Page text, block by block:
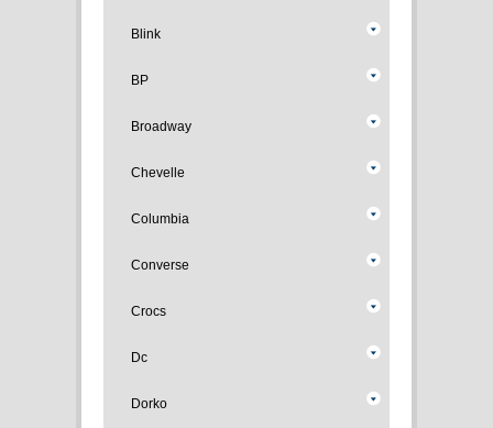
Blink
BP
Broadway
Chevelle
Columbia
Converse
Crocs
Dc
Dorko